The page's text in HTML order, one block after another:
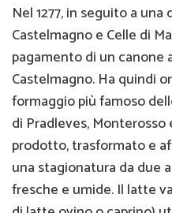
Nel 1277, in seguito a
Castelmagno e Celle di
pagamento di un canone
Castelmagno. Ha quindi
formaggio più famoso
di Pradleves,
prodotto, trasformato e
una stagionatura da due
fresche e umide. Il latte